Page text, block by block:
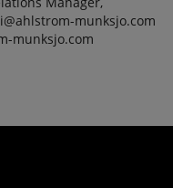
munksjo.com
munksjo.com